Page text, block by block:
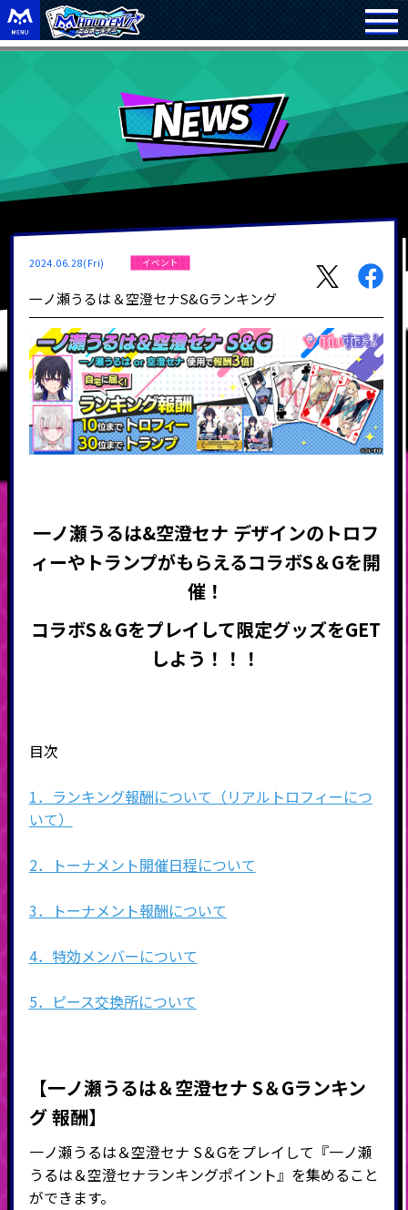
2024.06.28(Fri) イベント
一ノ瀬うるは＆空澄セナS&Gランキング
一ノ瀬うるは&空澄セナ デザインのトロフ
ィーやトランプがもらえるコラボS＆Gを開
催 ！
コラボS＆Gをプレイして限定グッズをGET
しよう！！！
目次
1．ランキング報酬について（リアルトロフィーにつ
いて）
2．トーナメント開催日程について
3．トーナメント報酬について
4．特効メンバーについて
5．ピース交換所について
【一ノ瀬うるは＆空澄セナ S＆Gランキン
グ 報酬】
一ノ瀬うるは＆空澄セナ S＆Gをプレイして『一ノ瀬
うるは＆空澄セナランキングポイント』を集めること
ができます。